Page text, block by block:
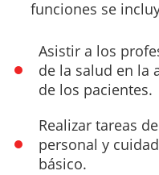
funciones se
Asistir a los
de la salud en la
de los pacientes.
Realizar tareas
personal y
básico.